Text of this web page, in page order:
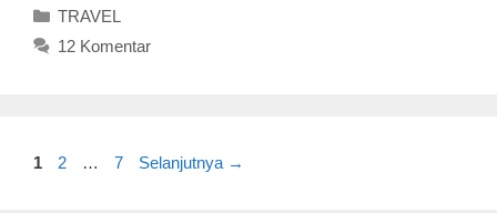
Kategori
TRAVEL
12 Komentar
Halaman
1 Halaman
2 … Halaman
7 Selanjutnya →